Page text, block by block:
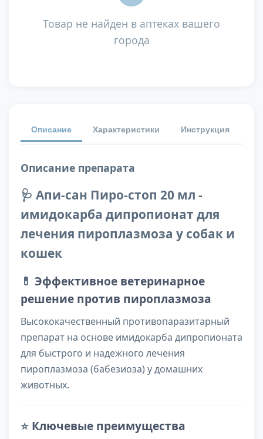
Товар не найден в аптеках вашего
города
Описание Характеристики Инструкция
Описание препарата
🩺 Апи-сан Пиро-стоп 20 мл -
имидокарба дипропионат для
лечения пироплазмоза у собак и
кошек
💊 Эффективное ветеринарное
решение против пироплазмоза
Высококачественный противопаразитарный
препарат на основе имидокарба дипропионата
для быстрого и надежного лечения
пироплазмоза (бабезиоза) у домашних
животных.
⭐ Ключевые преимущества